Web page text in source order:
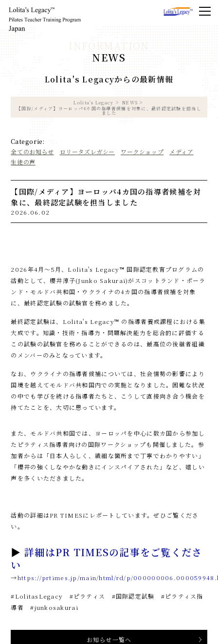
NEWS
Lolita's Legacyからの最新情報
Lolita's Legacy
NEWS
【国際/メディア】ヨーロッパ4カ国の指導者候補を対象に、最終認定試験を担当し
ました
Categorie:
全てのお知らせ
ロリータズレガシー ワークショップ
メディア
生徒の声
【国際/メディア】ヨーロッパ4カ国の指導者候補を対
象に、最終認定試験を担当しました
2026.06.02
2026年4月〜5月、Lolita's Legacy™ 国際認定教育プログラムの
活動として、櫻井淳子(Junko Sakurai)がスコットランド・ポーラ
ンド・モルドバ共和国・ウクライナの4カ国の指導者候補を対象
に、最終認定試験の試験官を務めました。
最終認定試験は、Lolita's Legacy™ の指導者養成課程における集
大成です。知識・技術・指導力・問題解決能力を総合的に評価する
この試験の試験官を務めることができるのは、最高位の後継者組織
のメンバーのみとなっています。
なお、ウクライナの指導者候補については、社会情勢の影響により
国境を越えてモルドバ共和国内での実施となりました。困難な状況
の中でも学びを続ける指導者たちと、こうして直接向き合う機会を
持てたことを、大切に思っています。
また、モルドバ共和国では、ヨーロッパを中心に数カ国から参加し
たピラティス指導者向けの国際ワークショップも開催しました。参
加者からは「日本人らしく、繊細な箇所まで丁寧でわかりやすい」
「櫻井の強くしなやかな動きにインスパイアされた」など、嬉しい
声を多くいただきました。
活動の詳細はPR TIMESにレポートしています。ぜひご覧くださ
い。
▶ 詳細はPR TIMESの記事をご覧くださ
い
→https://prtimes.jp/main/html/rd/p/
#LolitasLegacy #ピラティス #国際認定試験 #ピラティス指
導者 #junkosakurai
お知らせ一覧へ